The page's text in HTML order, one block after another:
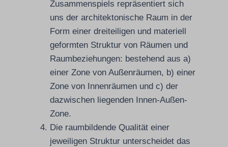
Zusammenspiels repräsentiert sich
uns der architektonische Raum in der
Form einer dreiteiligen und materiell
geformten Struktur von Räumen und
Raumbeziehungen: bestehend aus a)
einer Zone von Außenräumen, b) einer
Zone von Innenräumen und c) der
dazwischen liegenden Innen-Außen-
Zone.
Die raumbildende Qualität einer
jeweiligen Struktur unterscheidet das